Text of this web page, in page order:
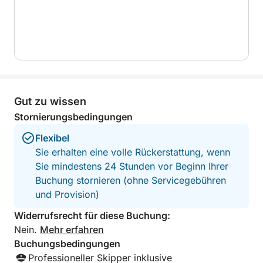
– 1 Boss Marine Funkgerät mit USB-Anschluss
– 1 Sonnensegel
– 1 Frischwasserdusche
– 1 Badeleiter am Heck
– 1 Bilgepumpe
– 1 Signalhorn
– 2 USB-Ladeanschlüsse
– 16 zugelassene Rettungswesten
– 1 Teleskop-Bootshaken
– 1 6-kg-Schirmanker
– 1 6-kg-Sandanker
– 2 Fallschirmraketen
– 2 rote Handfackeln
Gut zu wissen
Stornierungsbedingungen
Flexibel
Sie erhalten eine volle Rückerstattung, wenn
Sie mindestens 24 Stunden vor Beginn Ihrer
Buchung stornieren (ohne Servicegebühren
und Provision)
Widerrufsrecht für diese Buchung:
Nein. Mehr erfahren
Buchungsbedingungen
Professioneller Skipper inklusive